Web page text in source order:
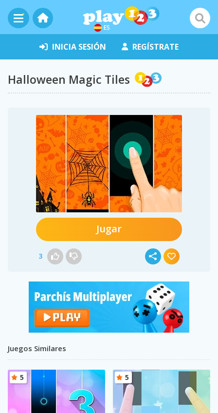
ES
INICIA SESIÓN REGÍSTRATE
Halloween Magic Tiles
Jugar
3
Juegos Similares
5 5